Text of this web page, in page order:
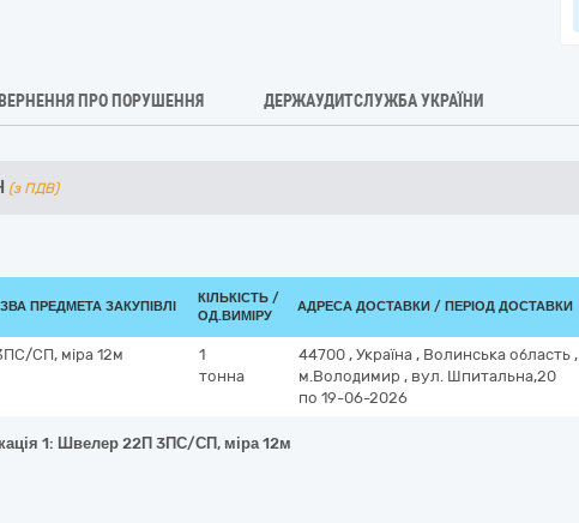
ПРО ПОРУШЕННЯ ДЕРЖАУДИТСЛУЖБА УКРАЇНИ
(з ПДВ)
ПРЕДМЕТА ЗАКУПІВЛІ
КІЛЬКІСТЬ /
ОД.ВИМІРУ
АДРЕСА ДОСТАВКИ / ПЕРІОД ДОСТАВКИ
СП, міра 12м
1
тонна
44700 , Україна , Волинська область ,
м.Володимир , вул. Шпитальна,20
по 19-06-2026
1: Швелер 22П 3ПС/СП, міра 12м